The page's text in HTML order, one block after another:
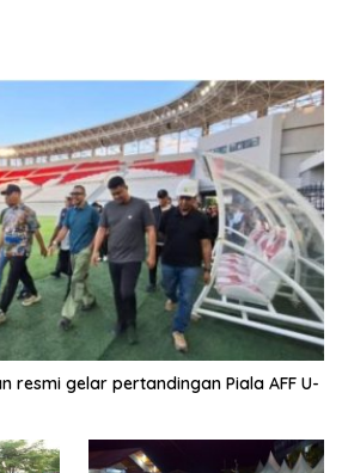
resmi gelar pertandingan Piala AFF U-